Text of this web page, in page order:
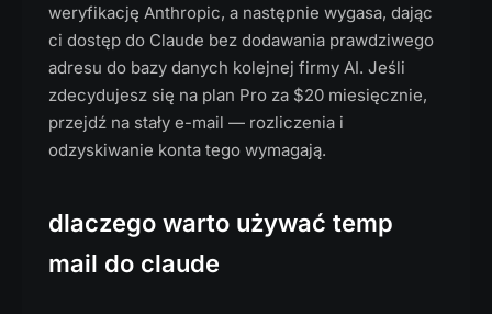
weryfikację Anthropic, a następnie wygasa, dając
ci dostęp do Claude bez dodawania prawdziwego
adresu do bazy danych kolejnej firmy AI. Jeśli
zdecydujesz się na plan Pro za $20 miesięcznie,
przejdź na stały e-mail — rozliczenia i
odzyskiwanie konta tego wymagają.
dlaczego warto używać temp
mail do claude